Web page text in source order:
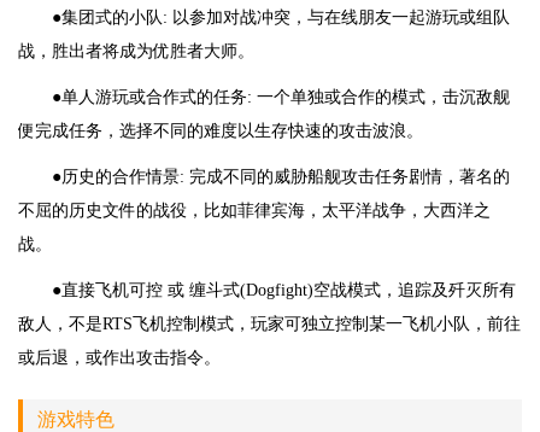
●集团式的小队: 以参加对战冲突，与在线朋友一起游玩或组队
战，胜出者将成为优胜者大师。
●单人游玩或合作式的任务: 一个单独或合作的模式，击沉敌舰
便完成任务，选择不同的难度以生存快速的攻击波浪。
●历史的合作情景: 完成不同的威胁船舰攻击任务剧情，著名的
不屈的历史文件的战役，比如菲律宾海，太平洋战争，大西洋之
战。
●直接飞机可控 或 缠斗式(Dogfight)空战模式，追踪及歼灭所有
敌人，不是RTS飞机控制模式，玩家可独立控制某一飞机小队，前往
或后退，或作出攻击指令。
游戏特色